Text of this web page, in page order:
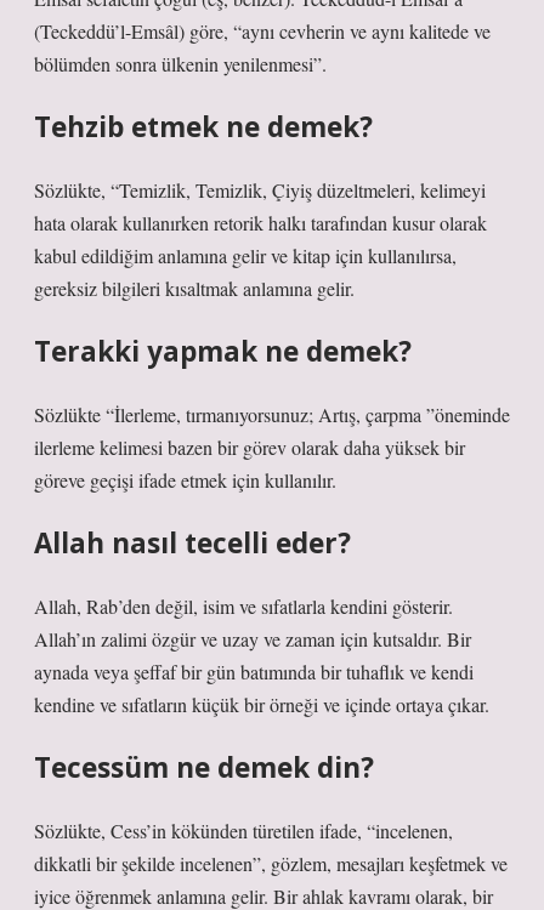
(Teckeddü’l-Emsâl) göre, “aynı cevherin ve aynı kalitede ve
bölümden sonra ülkenin yenilenmesi”.
Tehzib etmek ne demek?
Sözlükte, “Temizlik, Temizlik, Çiyiş düzeltmeleri, kelimeyi
hata olarak kullanırken retorik halkı tarafından kusur olarak
kabul edildiğim anlamına gelir ve kitap için kullanılırsa,
gereksiz bilgileri kısaltmak anlamına gelir.
Terakki yapmak ne demek?
Sözlükte “İlerleme, tırmanıyorsunuz; Artış, çarpma ”öneminde
ilerleme kelimesi bazen bir görev olarak daha yüksek bir
göreve geçişi ifade etmek için kullanılır.
Allah nasıl tecelli eder?
Allah, Rab’den değil, isim ve sıfatlarla kendini gösterir.
Allah’ın zalimi özgür ve uzay ve zaman için kutsaldır. Bir
aynada veya şeffaf bir gün batımında bir tuhaflık ve kendi
kendine ve sıfatların küçük bir örneği ve içinde ortaya çıkar.
Tecessüm ne demek din?
Sözlükte, Cess’in kökünden türetilen ifade, “incelenen,
dikkatli bir şekilde incelenen”, gözlem, mesajları keşfetmek ve
iyice öğrenmek anlamına gelir. Bir ahlak kavramı olarak, bir